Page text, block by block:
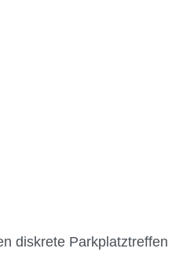
diskrete Parkplatztreffen